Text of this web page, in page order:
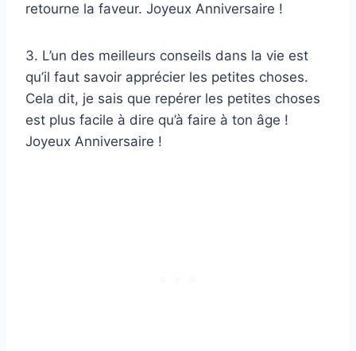
retourne la faveur. Joyeux Anniversaire !
3. L’un des meilleurs conseils dans la vie est
qu’il faut savoir apprécier les petites choses.
Cela dit, je sais que repérer les petites choses
est plus facile à dire qu’à faire à ton âge !
Joyeux Anniversaire !